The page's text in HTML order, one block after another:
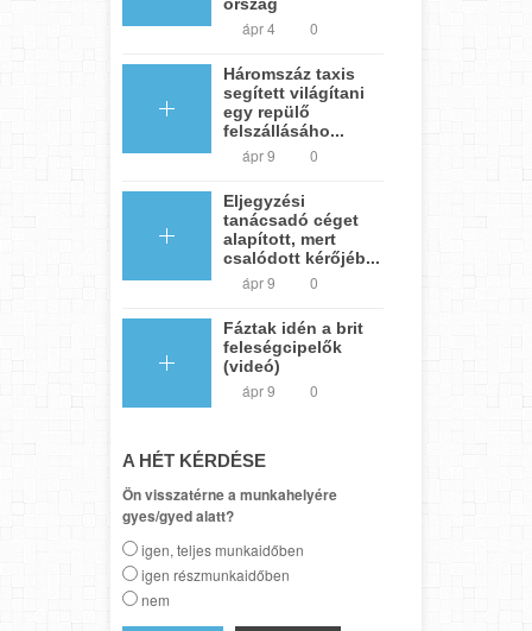
ápr 4 0
Háromszáz taxis
segített világítani
egy repülő
felszállásáho...
ápr 9 0
Eljegyzési
tanácsadó céget
alapított, mert
csalódott kérőjéb...
ápr 9 0
Fáztak idén a brit
feleségcipelők
(videó)
ápr 9 0
A HÉT KÉRDÉSE
Ön visszatérne a munkahelyére
gyes/gyed alatt?
igen, teljes munkaidőben
igen részmunkaidőben
nem